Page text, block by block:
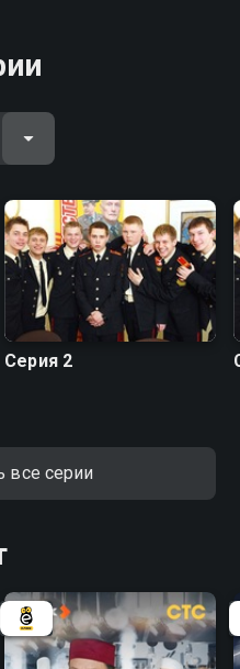
ребят объединяют
проблемы: поиск
первая любовь...
многое пережить,
и сделают настоящими
Венес в культовом
Серия 2
все серии